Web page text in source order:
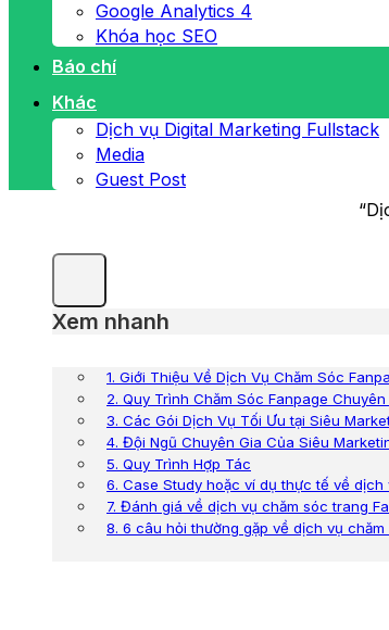
Google Analytics 4
Khóa học SEO
Báo chí
Khác
Dịch vụ Digital Marketing Fullstack
Media
Guest Post
Xem nhanh
1. Giới Thiệu Về Dịch Vụ Chăm Sóc
2. Quy Trình Chăm Sóc Fanpage Chuyên
3. Các Gói Dịch Vụ Tối Ưu tại Siêu
4. Đội Ngũ Chuyên Gia Của Siêu
5. Quy Trình Hợp Tác
6. Case Study hoặc ví dụ thực tế về
7. Đánh giá về dịch vụ chăm sóc trang
8. 6 câu hỏi thường gặp về dịch vụ